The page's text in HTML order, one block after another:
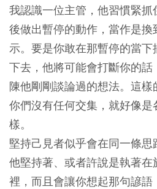
我認識一位主管，他習慣緊
後做出暫停的動作，當作是
示。要是你敢在那暫停的當
下去，他將可能會打斷你的
陳他剛剛談論過的想法。這
你們沒有任何交集，就好像
樣。
堅持己見者似乎會在同一條思
他堅持著、或者許說是執著
裡，而且會讓你想起那句諺